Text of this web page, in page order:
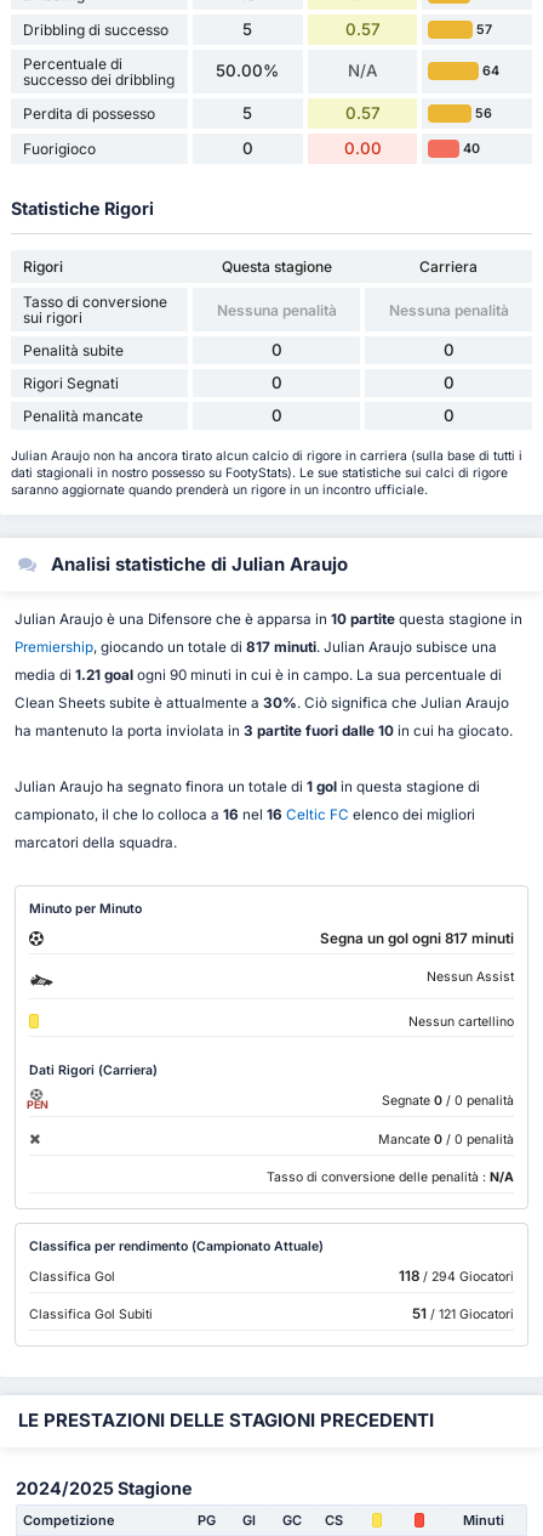
Dribbling di successo 5 0.57 57
Percentuale di
successo dei dribbling
50.00% N/A 64
Perdita di possesso 5 0.57 56
Fuorigioco 0 0.00 40
Statistiche Rigori
Rigori Questa stagione
Carriera
Tasso di conversione
sui rigori
Nessuna penalità Nessuna penalità
Penalità subite 0 0
Rigori Segnati 0 0
Penalità mancate 0 0
Julian Araujo non ha ancora tirato alcun calcio di rigore in carriera (sulla base di tutti i
dati stagionali in nostro possesso su FootyStats). Le sue statistiche sui calci di rigore
saranno aggiornate quando prenderà un rigore in un incontro ufficiale.
Analisi statistiche di Julian Araujo
Julian Araujo è una Difensore che è apparsa in 10 partitequesta stagione in
Premiership, giocando un totale di 817 minuti. Julian Araujo subisce una
media di 1.21 goalogni 90 minuti in cui è in campo. La sua percentuale di
Clean Sheets subite è attualmente a 30%. Ciò significa che Julian Araujo
ha mantenuto la porta inviolata in 3 partite fuori dalle 10in cui ha giocato.
Julian Araujo ha segnato finora un totale di 1 golin questa stagione di
campionato, il che lo colloca a 16 nel 16 Celtic FC elenco dei migliori
marcatori della squadra.
Minuto per Minuto
Segna un gol ogni 817 minuti
Nessun Assist
Nessun cartellino
Dati Rigori (Carriera)
PEN Segnate 0 / 0 penalità
Mancate 0 / 0 penalità
Tasso di conversione delle penalità : N/A
Classifica per rendimento (Campionato Attuale)
Classifica Gol
118/ 294 Giocatori
Classifica Gol Subiti 51 / 121 Giocatori
LE PRESTAZIONI DELLE STAGIONI PRECEDENTI
2024/2025 Stagione
Competizione PG Gl GC CS Minuti